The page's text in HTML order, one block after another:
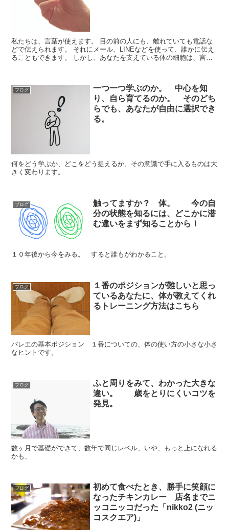
私たちは、言葉が使えます。 目の前の人にも、離れていても電話な
どで伝えられます。 それにメール、LINEなどを使って、誰かに伝え
ることもできます。 しかし、あなたを支えている体の細胞は、言葉
ブログ
一つ一つ学ぶのか。 中心を知
り、自ら育てるのか。 そのどち
らでも、あなたが自由に選択でき
る。
何をどう学ぶか、どこをどう捉えるか、その意識で手に入るものは大
きく変わります。
ブログ
触ってますか？ 体。 今の自
分の状態を知るには、どこかに潜
む違いをまず知ることから！
１０年後から今をみる。 すると誰もがわかること。
ブログ
１番のポジションが難しいと思っ
ているあなたに、体が教えてくれ
るトレーニング方法はこちら
バレエの基本ポジション １番についての、体の使い方の小さな小さ
なヒントです。
ブログ
ふと周りをみて、わかった大きな
違い。 歳をとりにくいコツを
発見。
数ヶ月で基礎ができて、数年で同じレベル、いや、もっと上になれる
かも、
ブログ
初めて食べたとき、勝手に笑顔に
なったチキンカレー 店名までニ
ッコニッコだった「nikko2 (ニッ
コスクエア)」